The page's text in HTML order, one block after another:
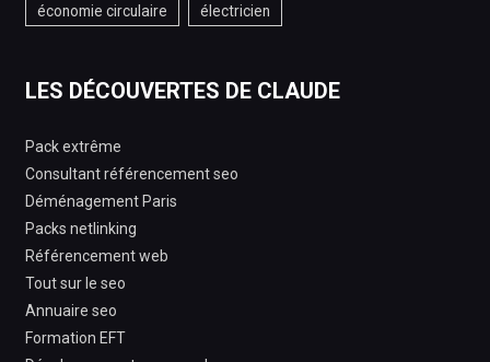
économie circulaire électricien
LES DÉCOUVERTES DE CLAUDE
Pack extrême
Consultant référencement seo
Déménagement Paris
Packs netlinking
Référencement web
Tout sur le seo
Annuaire seo
Formation EFT